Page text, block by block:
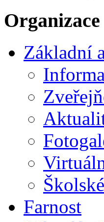
Organizace
Základní
Farnost